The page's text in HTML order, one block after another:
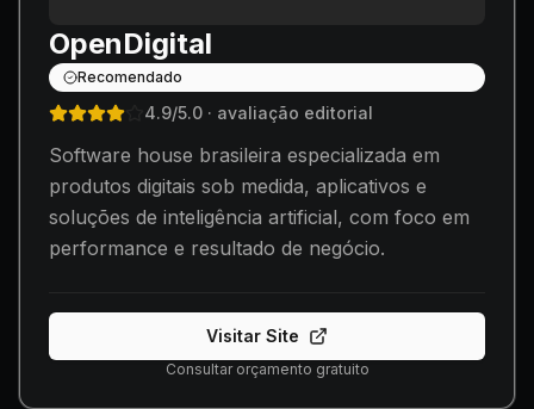
OpenDigital
Recomendado
4.9/5.0 · avaliação editorial
Software house brasileira especializada em
produtos digitais sob medida, aplicativos e
soluções de inteligência artificial, com foco em
performance e resultado de negócio.
Visitar Site
Consultar orçamento gratuito